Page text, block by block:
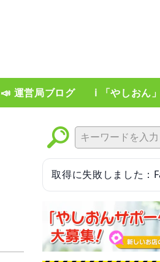
📣 運営局ブログ ℹ️ 「やしおん
取得に失敗しました